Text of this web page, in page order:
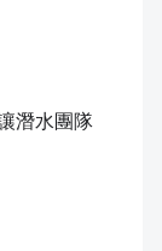
潛水團隊